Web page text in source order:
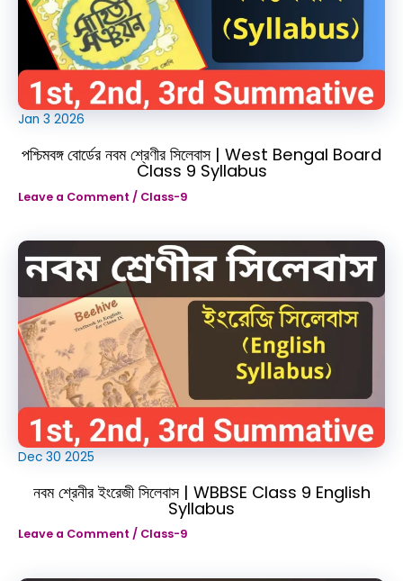
Jan 3 2026
পশ্চিমবঙ্গ বোর্ডের নবম শ্রেণীর সিলেবাস | West Bengal Board
Class 9 Syllabus
Leave a Comment / Class-9
Dec 30 2025
নবম শ্রেনীর ইংরেজী সিলেবাস | WBBSE Class 9 English
Syllabus
Leave a Comment / Class-9